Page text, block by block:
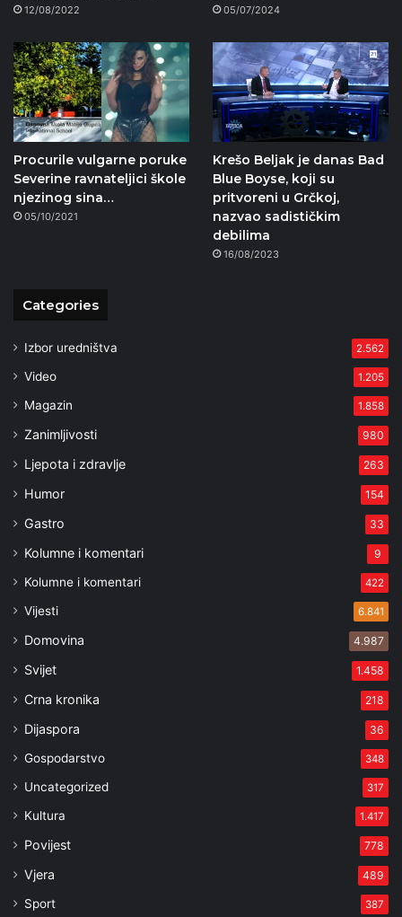
12/08/2022 05/07/2024
Procurile vulgarne poruke
Severine ravnateljici škole
njezinog sina…
05/10/2021
Krešo Beljak je danas Bad
Blue Boyse, koji su
pritvoreni u Grčkoj,
nazvao sadističkim
debilima
16/08/2023
Categories
Izbor uredništva 2.562
Video 1.205
Magazin 1.858
Zanimljivosti 980
Ljepota i zdravlje 263
Humor 154
Gastro 33
Kolumne i komentari 9
Kolumne i komentari 422
Vijesti 6.841
Domovina 4.987
Svijet 1.458
Crna kronika 218
Dijaspora 36
Gospodarstvo 348
Uncategorized 317
Kultura 1.417
Povijest 778
Vjera 489
Sport 387